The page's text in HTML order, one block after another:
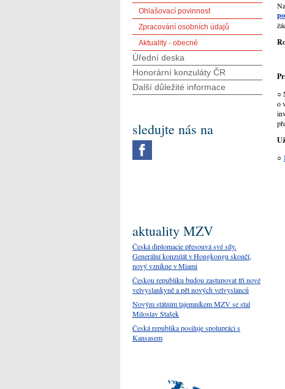
○
o
○
Ohlašovací povinnost
Zpracování osobních údajů
Aktuality - obecné
Úřední deska
Honorární konzuláty ČR
Další důležité informace
sledujte nás na
aktuality MZV
Česká diplomacie přesouvá své síly.
Generální konzulát v Hongkongu skončí,
nový vznikne v Miami
Českou republiku budou zastupovat tři nové
velvyslankyně a pět nových velvyslanců
Novým státním tajemníkem MZV se stal
Miloslav Stašek
Česká republika posiluje spolupráci s
Kansasem